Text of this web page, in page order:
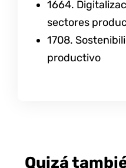
1664.
sectores
1708.
productivo
Quizá